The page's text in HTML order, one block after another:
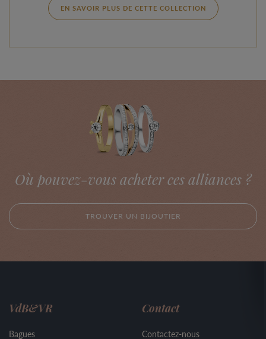
EN SAVOIR PLUS DE CETTE COLLECTION
Où pouvez-vous acheter ces alliances ?
TROUVER UN BIJOUTIER
VdB&VR
Bagues
Contact
Contactez-nous